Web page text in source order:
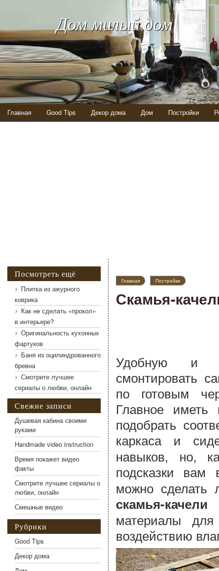
Дом милый дом
Главная Good Tips Декор дома Дом Постройки
Главная Постройки
Скамья-
Удобную и
смонтировать
по готовым
Главное иметь
подобрать
каркаса и
навыков, но,
подсказки
можно сделать
скамья-качели
материалы
воздействию
Посмотреть ещё
Плитка из ажурного
коврика
Как не сделать «прокол»
в интерьере?
Оригинальность кухонных
фартуков
Баня из оцилиндрованного
бревна
Смотрите лучшее
сериалы о любви, онлайн
Свежие записи
Душевая кабина своими
руками
Handmade video instruction
Время покажет видео
факты
Смотрите лучшее сериалы о
любви, онлайн
Смешные видео
Рубрики
Good Tips
Декор дома